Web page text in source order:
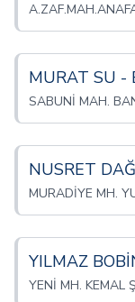
MURAT SU -
SABUNİ MAH.
NUSRET
MURADİYE MH.
YILMAZ
YENİ MH. KEMAL